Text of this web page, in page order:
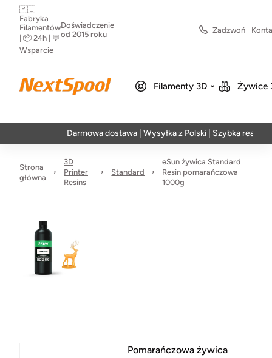
🇵🇱
Fabryka
Filamentów
| 📦 24h | 💬
Wsparcie
Doświadczenie
od 2015 roku
Zadzwoń
Filamenty 3D Żywice
Darmowa dostawa | Wysyłka z Polski | Szybka realizacja w
Strona
główna
3D
Printer
Resins
Standard
eSun żywica Standard
Resin pomarańczowa
1000g
Pomarańczowa żywica